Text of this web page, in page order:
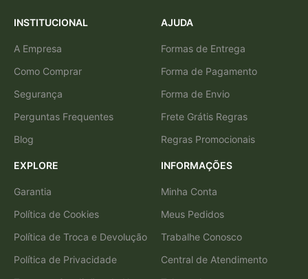
INSTITUCIONAL
A Empresa
Como Comprar
Segurança
Perguntas Frequentes
Blog
AJUDA
Formas de Entrega
Forma de Pagamento
Forma de Envio
Frete Grátis Regras
Regras Promocionais
EXPLORE
Garantia
Política de Cookies
Política de Troca e Devolução
Política de Privacidade
INFORMAÇÕES
Minha Conta
Meus Pedidos
Trabalhe Conosco
Central de Atendimento